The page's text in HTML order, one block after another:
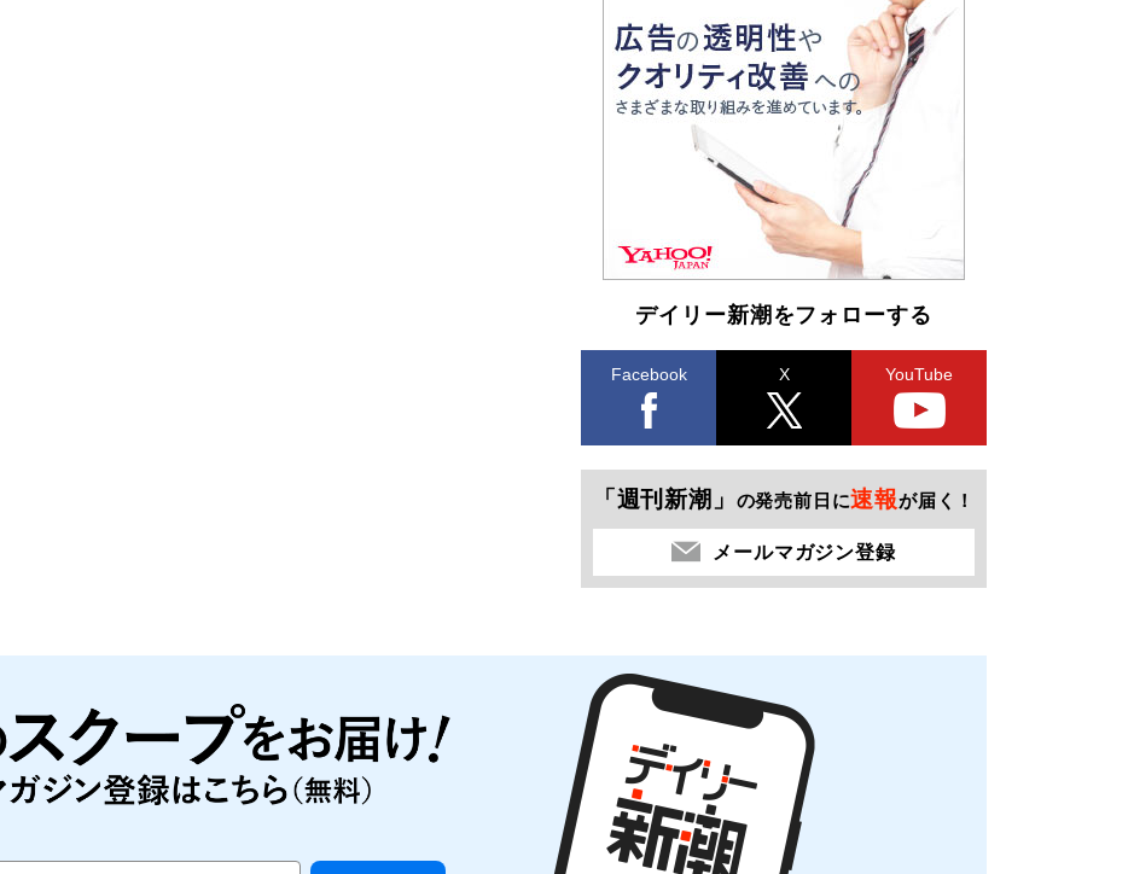
デイリー新潮をフォローする
Facebook X YouTube
「週刊新潮」 の発売前日に速報が届く！
メールマガジン登録